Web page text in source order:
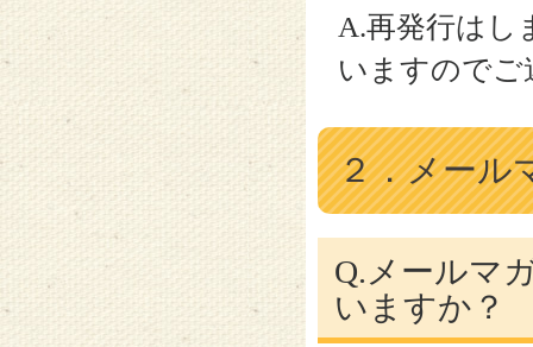
A.再発行はし
いますのでご
２．メール
Q.メールマ
いますか？